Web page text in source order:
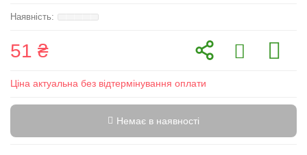
51 ₴
Ціна актуальна без відтермінування оплати
Немає в наявності